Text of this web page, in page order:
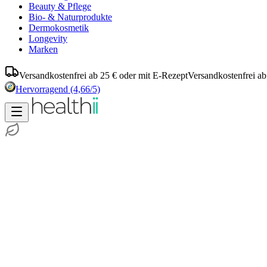
Beauty & Pflege
Bio- & Naturprodukte
Dermokosmetik
Longevity
Marken
Versandkostenfrei ab 25 € oder mit E-RezeptVersandkostenfrei
Hervorragend (4,66/5)